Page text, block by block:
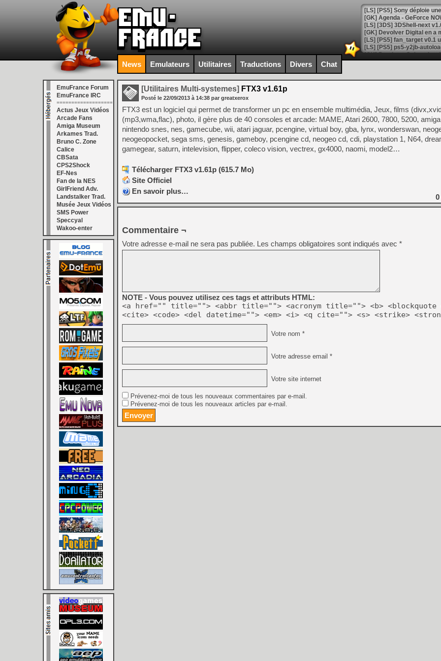
[GK] Agenda - GeForce
[GK] Devolver Digital en a
[LS] [PS5] ps5-y2jb-
[GK] Pourquoi Marvel
[GK] Test : Restory : Chill
[GK] GTA 6 : Rockstar
[GK] Hot Wheels Infinite
[GK] Mémoire cash -
[GK] Résultats Nintendo :
[GK] Déjà des
[Mo5] Brickboy cherche à
[GK] Minecraft et ses «
[GK] Beast of
[GK] Ubisoft : fin de partie
[GK] Mémoire cash -
[GK] Dan Houser (GTA)
[GK] Comment EA Sports
[GK] Crimson Moon : un
[GK] Isle of Reveries : le
[GK] Moonlighter 2 : The
[GK] Capcom relance
[Mo5] Deux inédits du
[GK] Le beat'em up The
[GK] Endless Legend 2 :
[LS] [PS5] Le WebKit
[GK] Oubliez Crazy Taxi,
[LS] [Switch] NSZ 5.0.0
[GK] No More Room in
News Emulateurs Utilitaires Traductions Divers Chat
EmuFrance Forum
EmuFrance IRC
===================
Actus Jeux Vidéos
Arcade Fans
Amiga Museum
Arkames Trad.
Bruno C. Zone
Calice
CBSata
CPS2Shock
EF-Nes
Fan de la NES
GirlFriend Adv.
Landstalker Trad.
Musée Jeux Vidéos
SMS Power
Speccyal
Wakoo-enter
[Utilitaires Multi-systemes] FTX3 v1.61p
Posté le 22/09/2013 à 14:38 par greatxerox
FTX3 est un logiciel qui permet de transformer un pc en ensemble multimédia, Jeux, films
(mp3,wma,flac), photo, il gère plus de 40 consoles et arcade: MAME, Atari 2600, 7800, 5200,
nintendo snes, nes, gamecube, wii, atari jaguar, pcengine, virtual boy, gba, lynx, wonderswan,
neogeopocket, sega sms, genesis, gameboy, pcengine cd, neogeo cd, cdi, playstation 1, N64,
gamegear, saturn, intelevision, flipper, coleco vision, vectrex, gx4000, naomi, model2…
Télécharger FTX3 v1.61p (615.7 Mo)
Site Officiel
En savoir plus…
0
Commentaire ¬
Votre adresse e-mail ne sera pas publiée. Les champs obligatoires sont indiqués avec *
NOTE - Vous pouvez utilisez ces tags et attributs HTML:
<a href="" title=""> <abbr title=""> <acronym title=""> <b> <blockquote
<cite> <code> <del datetime=""> <em> <i> <q cite=""> <s> <strike>
Votre nom *
Votre adresse email *
Votre site internet
Prévenez-moi de tous les nouveaux commentaires par e-mail.
Prévenez-moi de tous les nouveaux articles par e-mail.